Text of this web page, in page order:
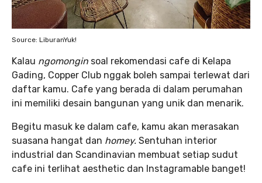
Source: LiburanYuk!
Kalau ngomongin soal rekomendasi cafe di Kelapa
Gading, Copper Club nggak boleh sampai terlewat dari
daftar kamu. Cafe yang berada di dalam perumahan
ini memiliki desain bangunan yang unik dan menarik.
Begitu masuk ke dalam cafe, kamu akan merasakan
suasana hangat dan homey. Sentuhan interior
industrial dan Scandinavian membuat setiap sudut
cafe ini terlihat aesthetic dan Instagramable banget!